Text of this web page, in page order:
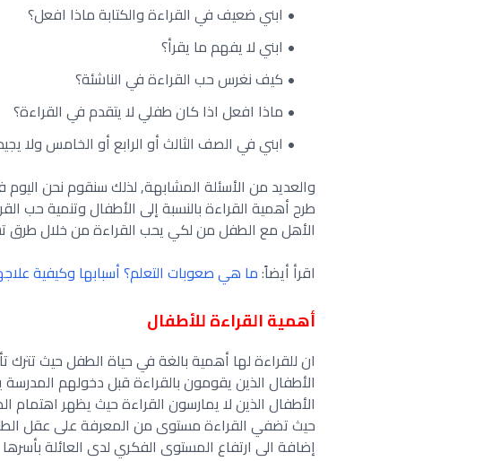
ابني ضعيف في القراءة والكتابة ماذا افعل؟
ابني لا يفهم ما يقرأ؟
كيف نغرس حب القراءة في الناشئة؟
ماذا افعل اذا كان طفلي لا يتقدم في القراءة؟
ابني في الصف الثالث أو الرابع أو الخامس ولا
والعديد من الأسئلة المشابهة, لذلك سنقوم نحن
طرح أهمية القراءة بالنسبة إلى الأطفال وتنمية حب
الأهل مع الطفل من لكي يحب القراءة من خلال طرق
اقرأ أيضاً:ما هي صعوبات التعلم؟ أسبابها وكيفية
أهمية القراءة للأطفال
ان للقراءة لها أهمية بالغة في حياة الطفل حيث تترك
الأطفال الذين يقومون بالقراءة قبل دخولهم
الأطفال الذين لا يمارسون القراءة حيث يظهر اهتمام
حيث تضفي القراءة مستوى من المعرفة على عقل
إضافة الى ارتفاع المستوى الفكري لدى العائلة بأسرها